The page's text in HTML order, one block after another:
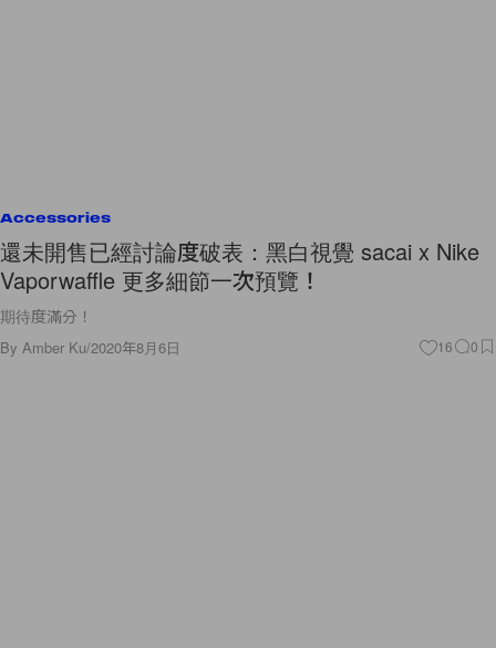
Accessories
還未開售已經討論度破表：黑白視覺 sacai x Nike
Vaporwaffle 更多細節一次預覽！
期待度滿分！
By Amber Ku/2020年8月6日 16 0